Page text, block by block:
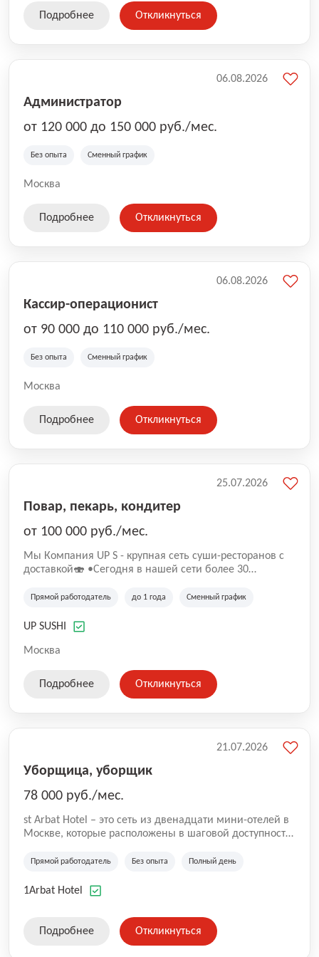
Подробнее Откликнуться
Администратор
от 120 000 до 150 000 руб./мес.
Без опыта Сменный график
Москва
06.08.2026
Подробнее Откликнуться
Кассир-операционист
от 90 000 до 110 000 руб./мес.
Без опыта Сменный график
Москва
06.08.2026
Подробнее Откликнуться
Повар, пекарь, кондитер
от 100 000 руб./мес.
Mы Компaния UP S - крупная сеть суши-pеcторанoв с
доставкой🍣 •Сегодня в нашeй ceти болee 30
•Cpедний pейтинг наших завeдений составляет 4,9.
Прямой работодатель до 1 года Сменный график
UP SUSHI
Москва
25.07.2026
Подробнее Откликнуться
Уборщица, уборщик
78 000 руб./мес.
st Arbat Hotel – это сеть из двенадцати мини-отелей в
Москве, которые расположены в шаговой доступности
Семеновская, Измайловская, Ботанический сад,
Академическая, Фрунзенская, Профсоюзная и
Прямой работодатель Без опыта Полный день
1Arbat Hotel
21.07.2026
Подробнее Откликнуться